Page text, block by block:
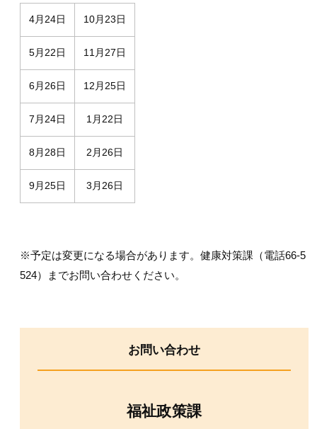
4月24日 10月23日
5月22日 11月27日
6月26日 12月25日
7月24日 1月22日
8月28日 2月26日
9月25日 3月26日
※予定は変更になる場合があります。健康対策課（電話66-5
524）までお問い合わせください。
お問い合わせ
福祉政策課